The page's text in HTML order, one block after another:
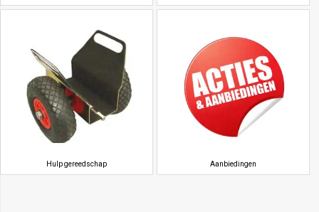
Hulp gereedschap Aanbiedingen